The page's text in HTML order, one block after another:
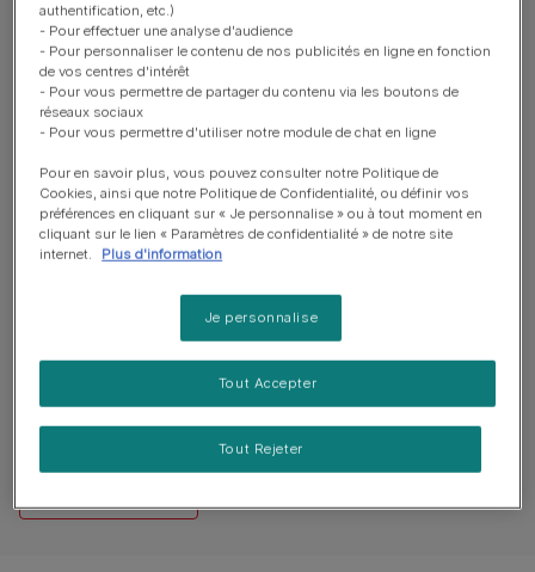
Présentation du produit
Guide d’alimentation
%Aucun avis publiés
authentification, etc.)
- Pour effectuer une analyse d'audience
- Pour personnaliser le contenu de nos publicités en ligne en fonction
de vos centres d'intérêt
- Pour vous permettre de partager du contenu via les boutons de
réseaux sociaux
- Pour vous permettre d'utiliser notre module de chat en ligne
Pour en savoir plus, vous pouvez consulter notre Politique de
Cookies, ainsi que notre Politique de Confidentialité, ou définir vos
préférences en cliquant sur « Je personnalise » ou à tout moment en
cliquant sur le lien « Paramètres de confidentialité » de notre site
internet.
Plus d'information
Je personnalise
Tout Rejeter
Tout Accepter